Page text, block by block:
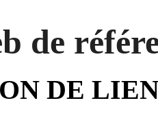
de
DE